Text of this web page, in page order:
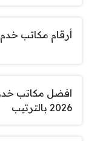
أرقام مكاتب خدم
افضل مكاتب
2026 بالترتيب